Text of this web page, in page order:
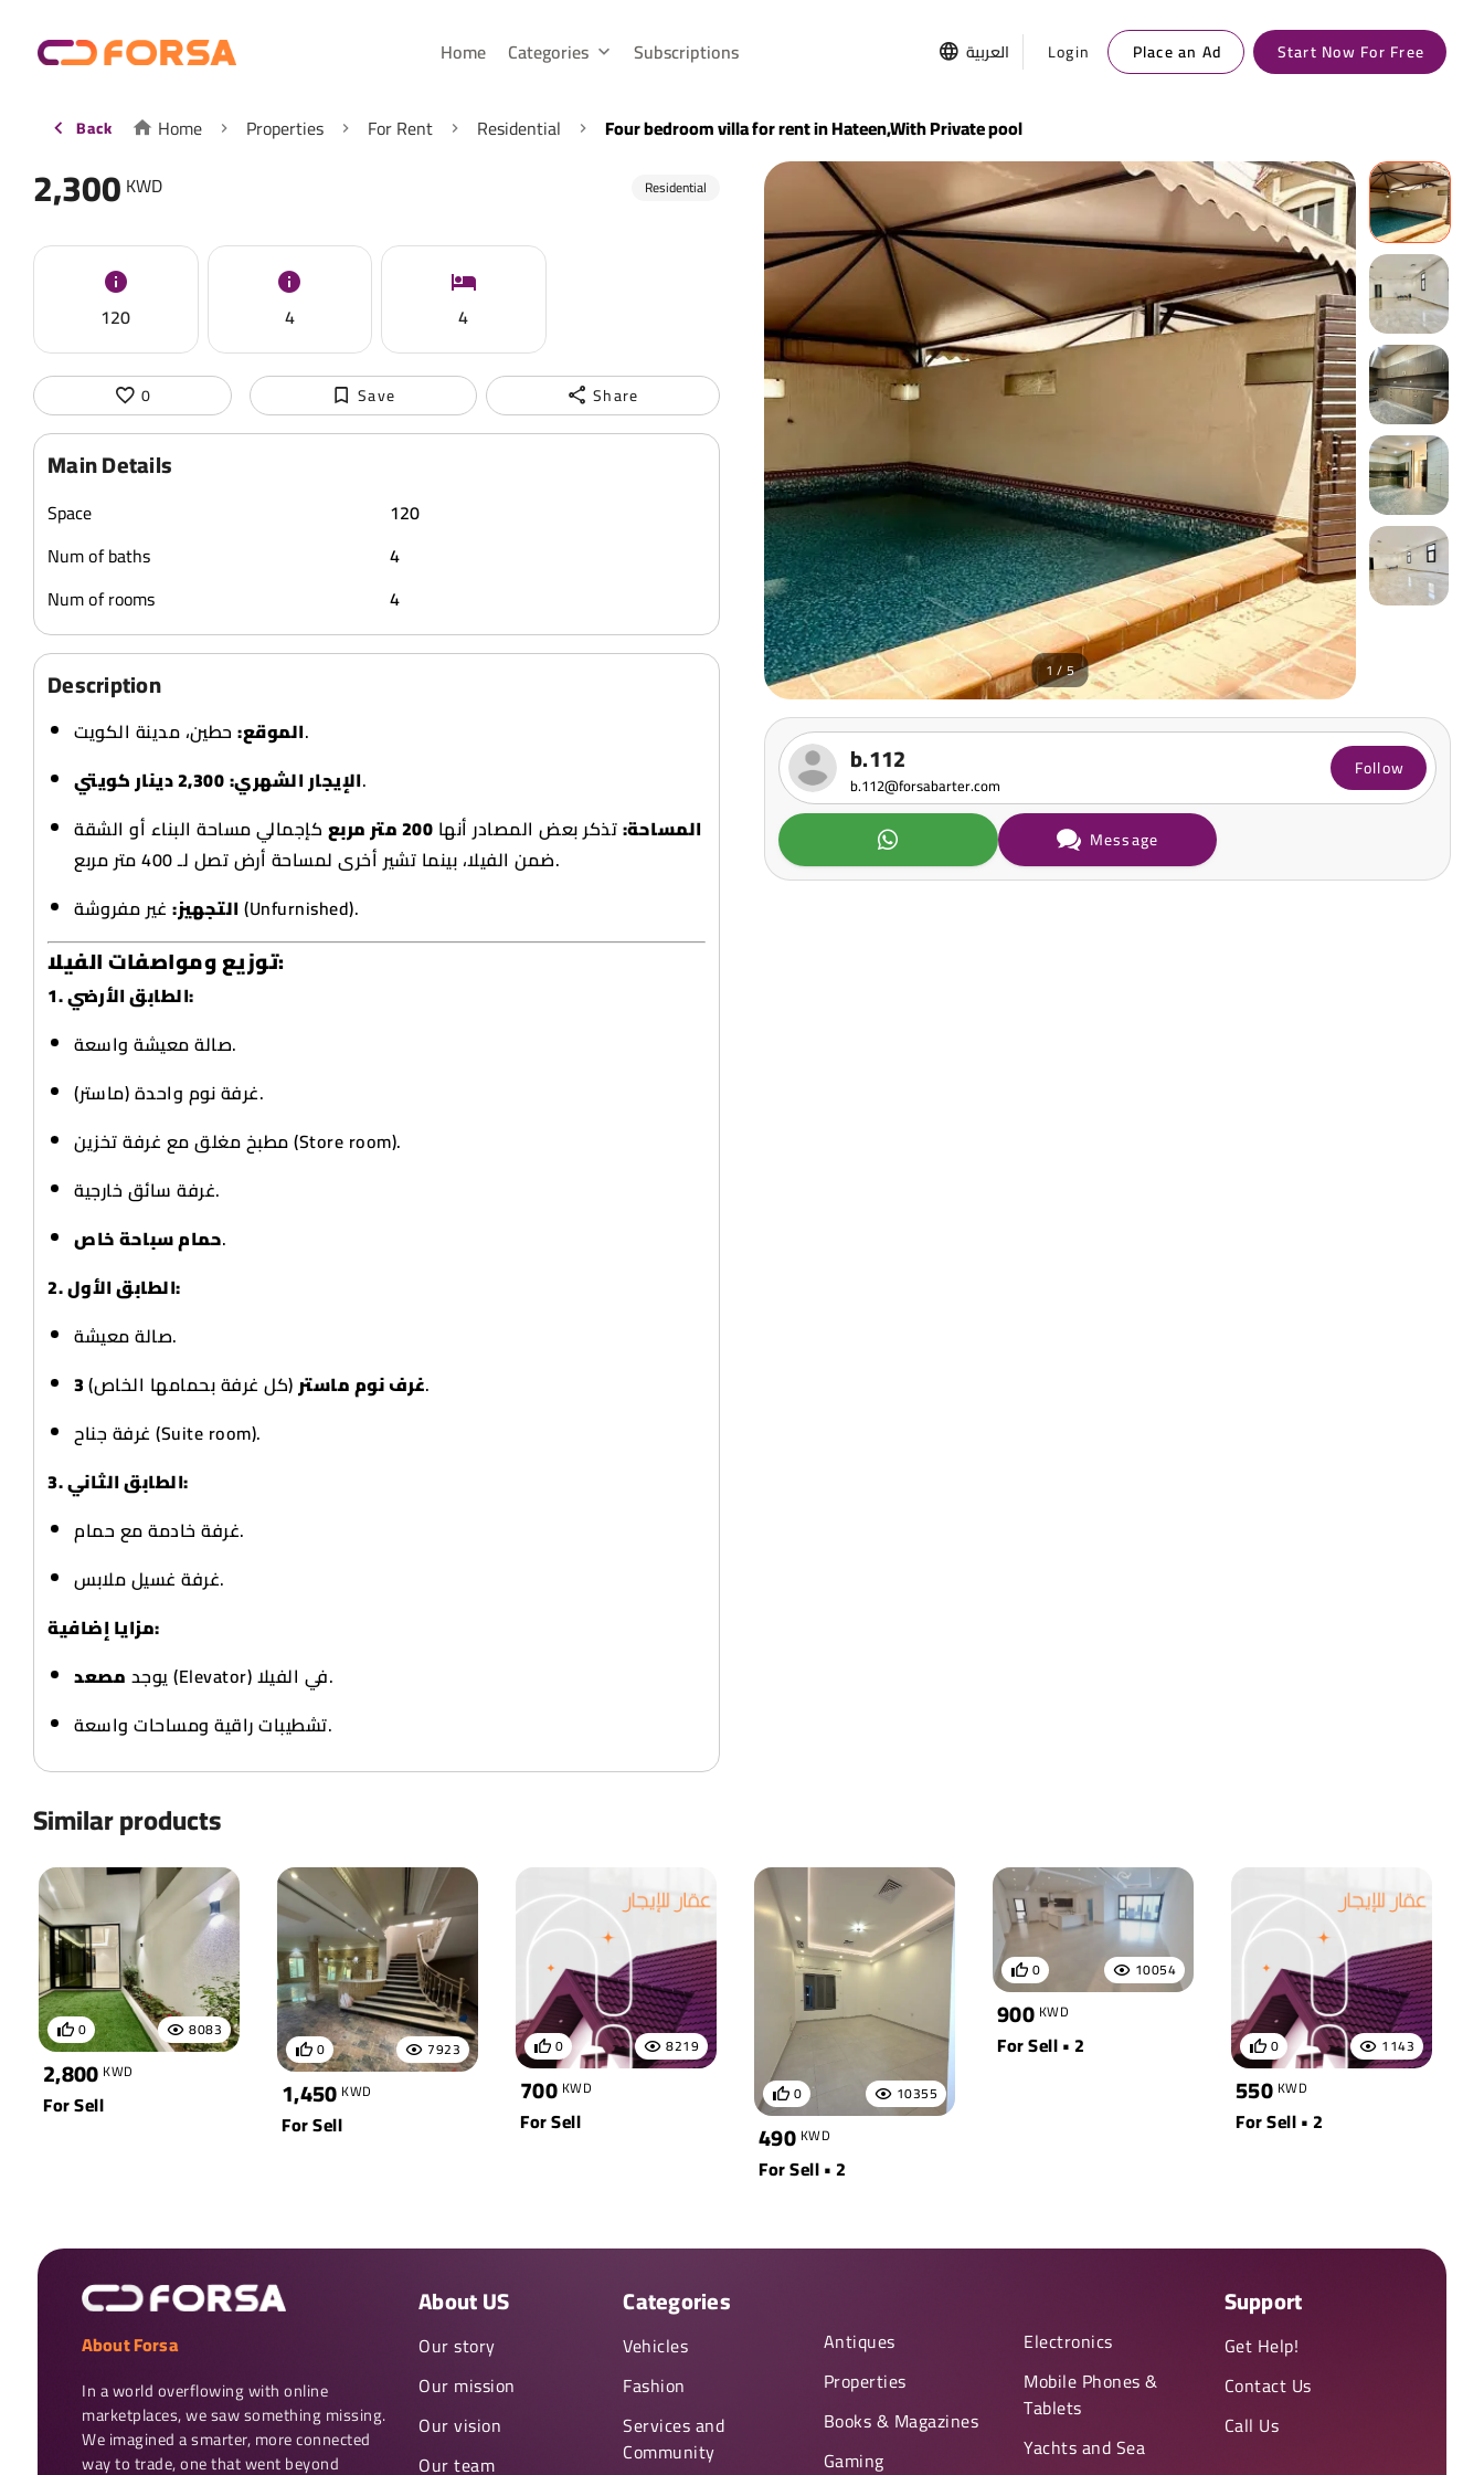
Home Categories Subscriptions العربية Login Place an Ad Start Now For Free
Back Home Properties For Rent Residential Four bedroom villa for rent in Hateen,With Private pool
2,300 KWD Residential
120 4 4
0 Save Share
Main Details
Space
120
Num of baths
4
Num of rooms
4
Description
الموقع:حطين، مدينة الكويت.
الإيجار الشهري:2,300 دينار كويتي
.
المساحة:تذكر بعض المصادر أنها 200 متر مربع
كإجمالي مساحة البناء أو الشقة
ضمن الفيلا، بينما تشير أخرى لمساحة أرض تصل لـ 400 متر مربع.
التجهيز:غير مفروشة (Unfurnished).
توزيع ومواصفات الفيلا:
1. الطابق الأرضي:
صالة معيشة واسعة.
غرفة نوم واحدة (ماستر).
مطبخ مغلق مع غرفة تخزين (Store room).
غرفة سائق خارجية.
حمام سباحة خاص.
2. الطابق الأول:
صالة معيشة.
3 غرف نوم ماستر(كل غرفة بحمامها الخاص).
غرفة جناح (Suite room).
3. الطابق الثاني:
غرفة خادمة مع حمام.
غرفة غسيل ملابس.
مزايا إضافية:
يوجد مصعد
(Elevator) في الفيلا.
تشطيبات راقية ومساحات واسعة.
1 / 5
b.112
b.112@forsabarter.com
Follow
Message
Similar products
8083
0
2,800 KWD
For Sell
7923
0
1,450 KWD
For Sell
8219
0
700 KWD
For Sell
10355
0
490 KWD
For Sell • 2
10054
0
900 KWD
For Sell • 2 1143
0
550 KWD
For Sell • 2
About Forsa
In a world overflowing with online
marketplaces, we saw something missing.
We imagined a smarter, more connected
way to trade, one that went beyond
About US
Our story
Our mission
Our vision
Our team
Categories
Vehicles
Fashion
Services and
Community
Antiques
Properties
Books & Magazines
Gaming
Electronics
Mobile Phones &
Tablets
Yachts and Sea
Support
Get Help!
Contact Us
Call Us